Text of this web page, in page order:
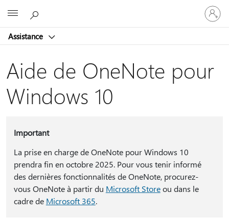
Assistance
vous
à
compte
Aide de OneNote pour
Windows 10
Important
La prise en charge de OneNote pour Windows 10
prendra fin en octobre 2025. Pour vous tenir informé
des dernières fonctionnalités de OneNote, procurez-
vous OneNote à partir du Microsoft Storeou dans le
cadre de Microsoft 365.